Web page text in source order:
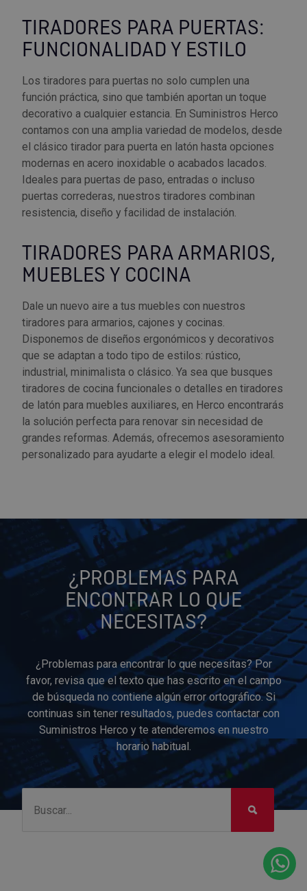
TIRADORES PARA PUERTAS:
FUNCIONALIDAD Y ESTILO
Los tiradores para puertas no solo cumplen una
función práctica, sino que también aportan un toque
decorativo a cualquier estancia. En Suministros Herco
contamos con una amplia variedad de modelos, desde
el clásico tirador para puerta en latón hasta opciones
modernas en acero inoxidable o acabados lacados.
Ideales para puertas de paso, entradas o incluso
puertas correderas, nuestros tiradores combinan
resistencia, diseño y facilidad de instalación.
TIRADORES PARA ARMARIOS,
MUEBLES Y COCINA
Dale un nuevo aire a tus muebles con nuestros
tiradores para armarios, cajones y cocinas.
Disponemos de diseños ergonómicos y decorativos
que se adaptan a todo tipo de estilos: rústico,
industrial, minimalista o clásico. Ya sea que busques
tiradores de cocina funcionales o detalles en tiradores
de latón para muebles auxiliares, en Herco encontrarás
la solución perfecta para renovar sin necesidad de
grandes reformas. Además, ofrecemos asesoramiento
personalizado para ayudarte a elegir el modelo ideal.
¿PROBLEMAS PARA
ENCONTRAR LO QUE
NECESITAS?
¿Problemas para encontrar lo que necesitas? Por
favor, revisa que el texto que has escrito en el campo
de búsqueda no contiene algún error ortográfico. Si
continuas sin tener resultados, puedes contactar con
Suministros Herco y te atenderemos en nuestro
horario habitual.